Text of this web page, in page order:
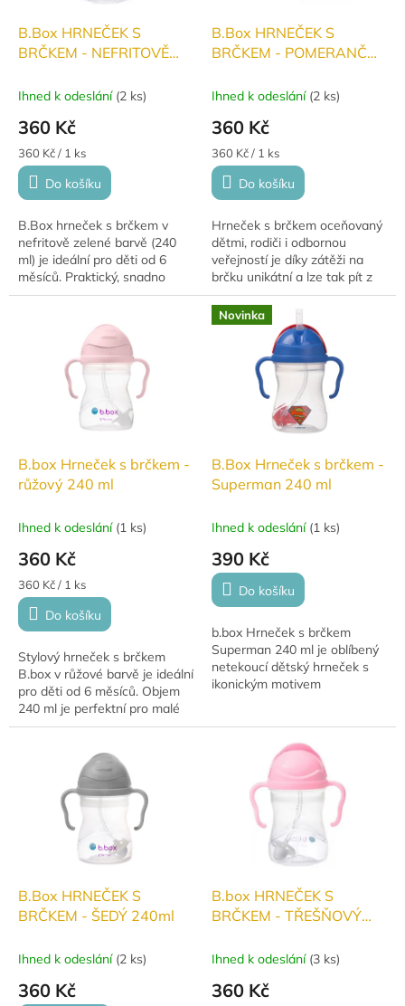
B.Box HRNEČEK S
BRČKEM - NEFRITOVĚ
Ihned k odeslání (2 ks)
360 Kč
Měrná
cena:
360 Kč / 1 ks
Do košíku
B.Box hrneček s brčkem v
nefritově zelené barvě (240
ml) je ideální pro děti od 6
měsíců. Praktický, snadno
uchopitelný a bezpečný,
pití. Perfektní pro...
B.Box HRNEČEK S
BRČKEM - POMERANČ
Ihned k odeslání (2 ks)
360 Kč
Měrná
cena:
360 Kč / 1 ks
Do košíku
Hrneček s brčkem oceňovaný
dětmi, rodiči i odbornou
veřejností je díky zátěži na
brčku unikátní a lze tak pít z
pod jakýmkoli úhlem. Vše děti
si jej určitě zamilují.
B.box Hrneček s brčkem -
růžový 240 ml
Ihned k odeslání (1 ks)
360 Kč
Měrná
cena:
360 Kč / 1 ks
Do košíku
Stylový hrneček s brčkem
B.box v růžové barvě je ideální
pro děti od 6 měsíců. Objem
240 ml je perfektní pro malé
ručičky a usnadňuje pití díky
Novinka
B.Box Hrneček s brčkem -
Superman 240 ml
Ihned k odeslání (1 ks)
390 Kč
Do košíku
b.box Hrneček s brčkem
Superman 240 ml je oblíbený
netekoucí dětský hrneček s
ikonickým motivem
zatíženému...
B.Box HRNEČEK S
BRČKEM - ŠEDÝ 240ml
Ihned k odeslání (2 ks)
360 Kč
B.box HRNEČEK S
BRČKEM - TŘEŠŇOVÝ
Ihned k odeslání (3 ks)
360 Kč